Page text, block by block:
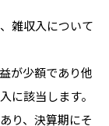
雑収入について
が少額であり他
に該当します。
り、決算期にそ